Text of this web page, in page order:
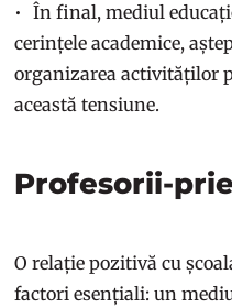
În final, mediul
cerințele academice,
organizarea activităților
această tensiune.
Profesorii-
O relație pozitivă cu
factori esențiali: un